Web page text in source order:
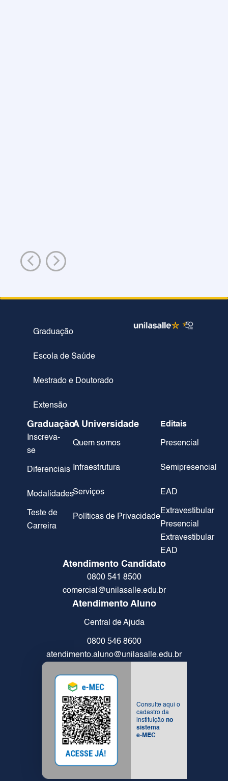
Graduação
Escola de Saúde
Mestrado e Doutorado
Extensão
Graduação
Inscreva-
se
Diferenciais
Modalidades
Teste de
Carreira
A Universidade
Quem somos
Infraestrutura
Serviços
Políticas de Privacidade
Editais
Presencial
Semipresencial
EAD
Extravestibular
Presencial
Extravestibular
EAD
Atendimento Candidato
0800 541 8500
comercial@unilasalle.edu.br
Atendimento Aluno
Central de Ajuda
0800 546 8600
atendimento.aluno@unilasalle.edu.br
Consulte aqui o
cadastro da
instituição no
sistema
e-MEC